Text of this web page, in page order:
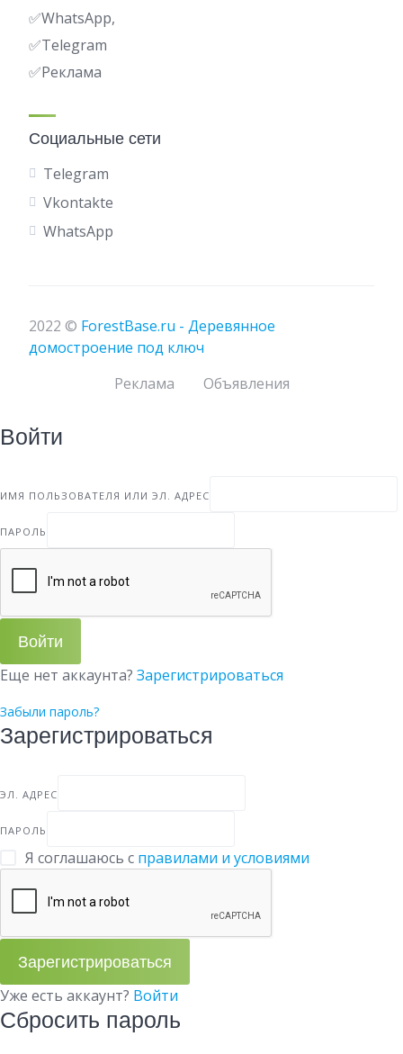
✅WhatsApp,
✅Telegram
✅Реклама
Социальные сети
Telegram
Vkontakte
WhatsApp
2022 © ForestBase.ru - Деревянное
домостроение под ключ
Реклама
Объявления
Войти
ИМЯ ПОЛЬЗОВАТЕЛЯ ИЛИ ЭЛ. АДРЕС
ПАРОЛЬ
Войти
Еще нет аккаунта? Зарегистрироваться
Забыли пароль?
Зарегистрироваться
ЭЛ. АДРЕС
ПАРОЛЬ
Я соглашаюсь с правилами и условиями
Зарегистрироваться
Уже есть аккаунт? Войти
Сбросить пароль